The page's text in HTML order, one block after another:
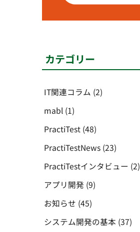
カテゴリー
IT関連コラム (2)
mabl (1)
PractiTest (48)
PractiTestNews (23)
PractiTestインタビュー (2)
アプリ開発 (9)
お知らせ (45)
システム開発の基本 (37)